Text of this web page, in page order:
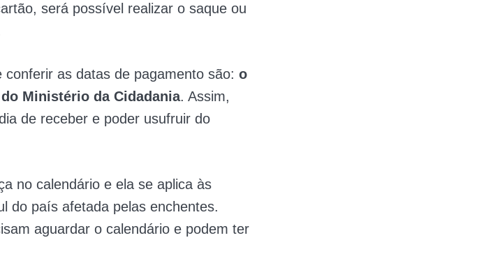
será possível realizar o saque ou
as datas de pagamento são: o
Ministério da Cidadania. Assim,
de receber e poder usufruir do
no calendário e ela se aplica às
do país afetada pelas enchentes.
aguardar o calendário e podem ter